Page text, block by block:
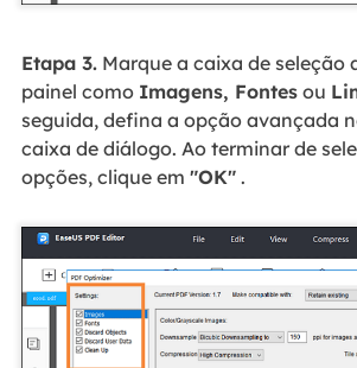
Etapa 3.Marque a caixa de seleção
painel como Imagens, Fontesou
seguida, defina a opção avançada
caixa de diálogo. Ao terminar de
opções, clique em "OK".